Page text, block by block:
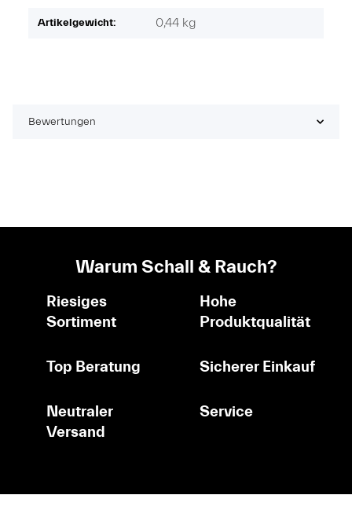
Artikelgewicht: 0,44 kg
Bewertungen
Warum Schall & Rauch?
Riesiges
Sortiment
Hohe
Produktqualität
Top Beratung Sicherer Einkauf
Neutraler
Versand
Service